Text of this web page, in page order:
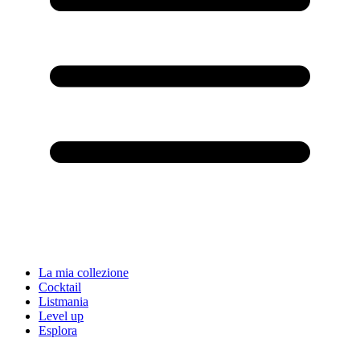
La mia collezione
Cocktail
Listmania
Level up
Esplora